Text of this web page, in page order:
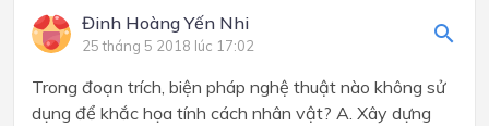
Đinh Hoàng Yến Nhi
25 tháng 5 2018 lúc 17:02
Trong đoạn trích, biện pháp nghệ thuật nào không sử
dụng để khắc họa tính cách nhân vật? A. Xây dựng